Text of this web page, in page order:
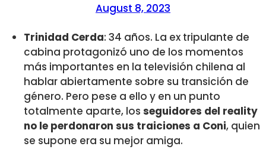
August 8, 2023
Trinidad Cerda: 34 años. La ex tripulante de
cabina protagonizó uno de los momentos
más importantes en la televisión chilena al
hablar abiertamente sobre su transición de
género. Pero pese a ello y en un punto
totalmente aparte, los seguidores del reality
no le perdonaron sus traiciones a Coni, quien
se supone era su mejor amiga.